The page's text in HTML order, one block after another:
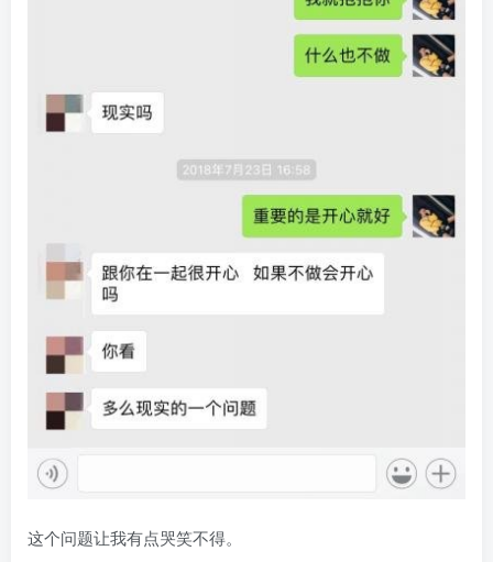
这个问题让我有点哭笑不得。